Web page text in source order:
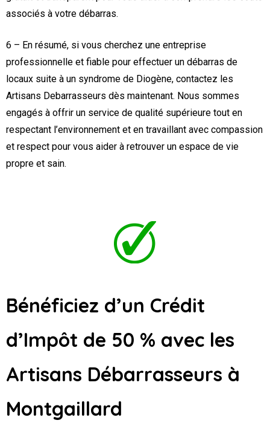
associés à votre débarras.
6 – En résumé, si vous cherchez une entreprise
professionnelle et fiable pour effectuer un débarras de
locaux suite à un syndrome de Diogène, contactez les
Artisans Debarrasseurs dès maintenant. Nous sommes
engagés à offrir un service de qualité supérieure tout en
respectant l’environnement et en travaillant avec compassion
et respect pour vous aider à retrouver un espace de vie
propre et sain.
Bénéficiez d’un Crédit
d’Impôt de 50 % avec les
Artisans Débarrasseurs à
Montgaillard